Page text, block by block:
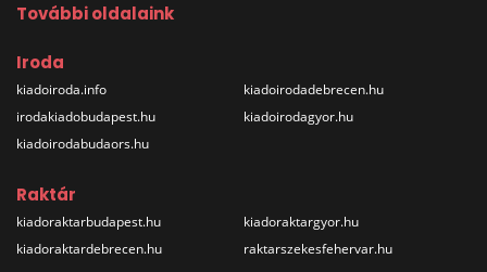
További oldalaink
Iroda
kiadoiroda.info
irodakiadobudapest.hu
kiadoirodabudaors.hu
kiadoirodadebrecen.hu
kiadoirodagyor.hu
Raktár
kiadoraktarbudapest.hu
kiadoraktardebrecen.hu
kiadoraktargyor.hu
raktarszekesfehervar.hu